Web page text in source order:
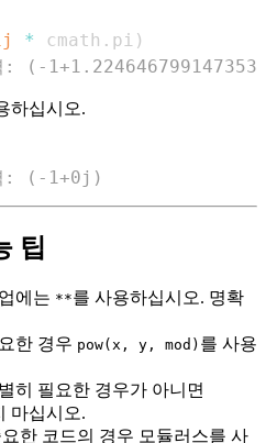
* cmath . pi )
: (-
하십시오.
: (-1+0j)
팁
에는 **를 사용하십시오. 명확
한 경우 pow(x, y, mod) 를 사용
히 필요한 경우가 아니면
마십시오.
한 코드의 경우 모듈러스를 사